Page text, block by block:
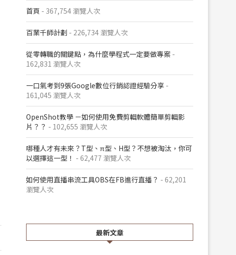
首頁 - 367,754 瀏覽人次
百業千師計劃 - 226,734 瀏覽人次
從零轉職的關鍵點，為什麼學程式一定要做專案 -
162,831 瀏覽人次
一口氣考到9張Google數位行銷認證經驗分享 -
161,045 瀏覽人次
OpenShot教學 －如何使用免費剪輯軟體簡單剪輯影
片？？ - 102,655 瀏覽人次
哪種人才有未來？T型、π型、H型？不想被淘汰，你可
以選擇這一型！ - 62,477 瀏覽人次
如何使用直播串流工具OBS在FB進行直播？ - 62,201
瀏覽人次
最新文章